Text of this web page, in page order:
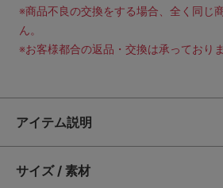
※商品不良の交換をする場合、全く同じ
ん。
※お客様都合の返品・交換は承っておりま
アイテム説明
サイズ / 素材